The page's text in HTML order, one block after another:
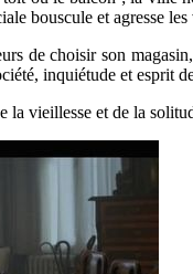
bouscule et agresse
de choisir son
inquiétude et esprit
la vieillesse et de la